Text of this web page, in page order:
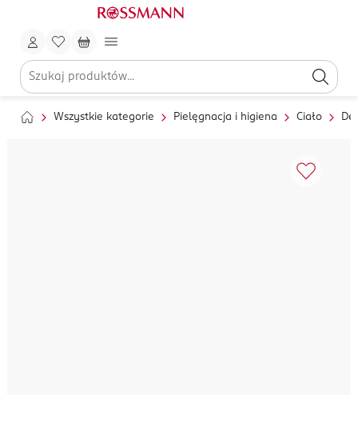
Wszystkie kategorie Pielęgnacja i higiena Ciało